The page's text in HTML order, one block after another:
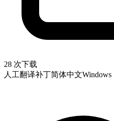
28 次下载
人工翻译补丁简体中文Windows